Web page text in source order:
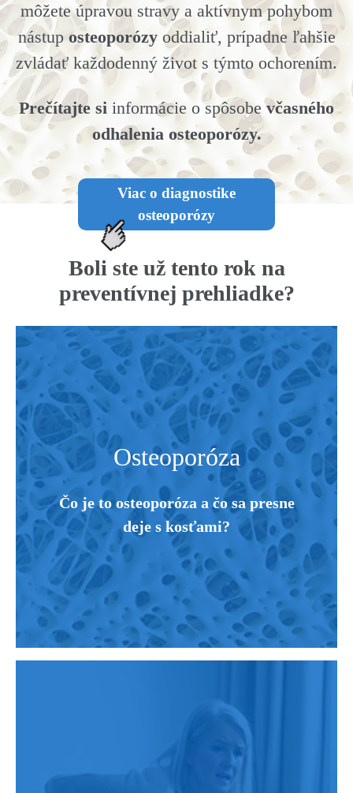
môžete úpravou stravy a aktívnym pohybom
nástup osteoporózyoddialiť, prípadne ľahšie
zvládať každodenný život s týmto ochorením.
Prečítajte si informácie o spôsobevčasného
odhalenia osteoporózy.
Viac o diagnostike
osteoporózy
Boli ste už tento rok na
preventívnej prehliadke?
Osteoporóza
Čo je to osteoporóza a čo sa presne
deje s kosťami?